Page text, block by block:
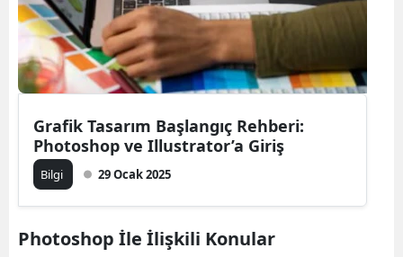
Bitlis
Bolu
Burdur
Bursa
Çankırı
Çorum
Grafik Tasarım Başlangıç Rehberi:
Photoshop ve Illustrator’a Giriş
Bilgi 29 Ocak 2025
Photoshop İle İlişkili Konular